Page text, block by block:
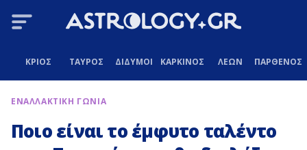
ΚΡΙΟΣ ΤΑΥΡΟΣ ΔΙΔΥΜΟΙ ΚΑΡΚΙΝΟΣ ΛΕΩΝ ΠΑΡΘΕΝΟΣ
ΕΝΑΛΛΑΚΤΙΚΗ ΓΩΝΙΑ
Ποιο είναι το έμφυτο ταλέντο